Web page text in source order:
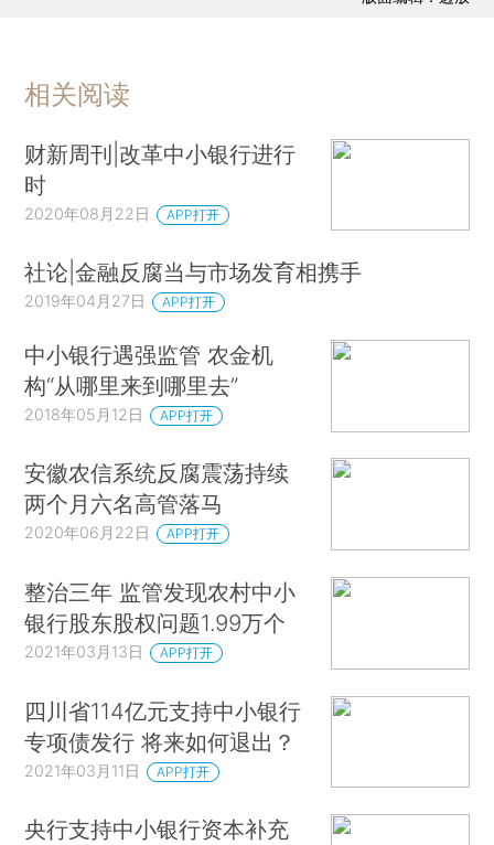
相关阅读
财新周刊|改革中小银行进行
时
2020年08月22日 APP打开
社论|金融反腐当与市场发育相携手
2019年04月27日 APP打开
中小银行遇强监管 农金机
构“从哪里来到哪里去”
2018年05月12日 APP打开
安徽农信系统反腐震荡持续
两个月六名高管落马
2020年06月22日 APP打开
整治三年 监管发现农村中小
银行股东股权问题1.99万个
2021年03月13日 APP打开
四川省114亿元支持中小银行
专项债发行 将来如何退出？
2021年03月11日 APP打开
央行支持中小银行资本补充